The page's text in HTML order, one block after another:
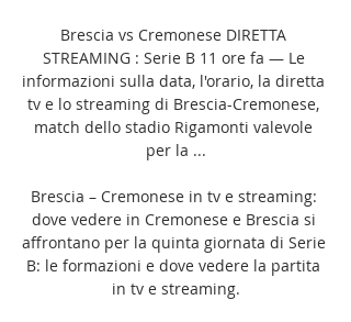
Brescia vs Cremonese DIRETTA
STREAMING : Serie B 11 ore fa — Le
informazioni sulla data, l'orario, la diretta
tv e lo streaming di Brescia-Cremonese,
match dello stadio Rigamonti valevole
per la ...
Brescia – Cremonese in tv e streaming:
dove vedere in Cremonese e Brescia si
affrontano per la quinta giornata di Serie
B: le formazioni e dove vedere la partita
in tv e streaming.